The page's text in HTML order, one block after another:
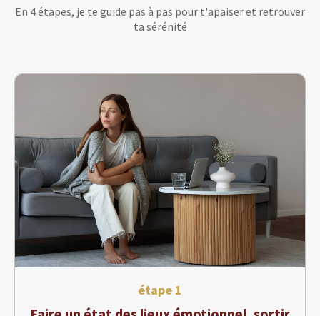
En 4 étapes, je te guide pas à pas pour t'apaiser et retrouver
ta sérénité
étape 1